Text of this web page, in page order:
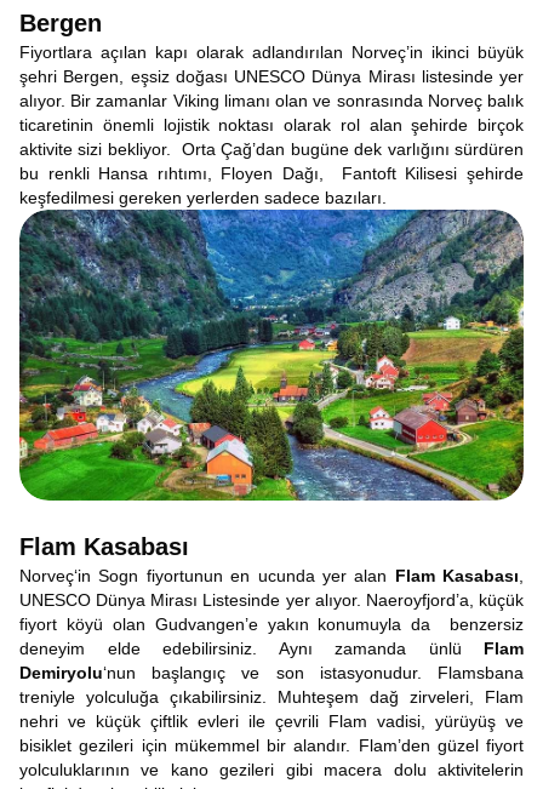
Bergen
Fiyortlara açılan kapı olarak adlandırılan Norveç’in ikinci büyük
şehri Bergen, eşsiz doğası UNESCO Dünya Mirası listesinde yer
alıyor. Bir zamanlar Viking limanı olan ve sonrasında Norveç balık
ticaretinin önemli lojistik noktası olarak rol alan şehirde birçok
aktivite sizi bekliyor. Orta Çağ’dan bugüne dek varlığını sürdüren
bu renkli Hansa rıhtımı, Floyen Dağı, Fantoft Kilisesi şehirde
keşfedilmesi gereken yerlerden sadece bazıları.
Flam Kasabası
Norveç‘in Sogn fiyortunun en ucunda yer alan Flam Kasabası
UNESCO Dünya Mirası Listesinde yer alıyor. Naeroyfjord’a, küçük
fiyort köyü olan Gudvangen’e yakın konumuyla da benzersiz
deneyim elde edebilirsiniz. Aynı zamanda ünlü Flam
Demiryolu‘nun başlangıç ve son istasyonudur. Flamsbana
treniyle yolculuğa çıkabilirsiniz. Muhteşem dağ zirveleri, Flam
nehri ve küçük çiftlik evleri ile çevrili Flam vadisi, yürüyüş ve
bisiklet gezileri için mükemmel bir alandır. Flam’den güzel fiyort
yolculuklarının ve kano gezileri gibi macera dolu aktivitelerin